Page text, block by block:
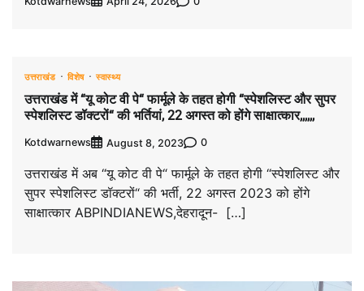
उत्तराखंड विशेष स्वास्थ्य
उत्तराखंड में “यू कोट वी पे“ फार्मूले के तहत होगी “स्पेशलिस्ट और सुपर
स्पेशलिस्ट डॉक्टरों“ की भर्तियां, 22 अगस्त को होंगे साक्षात्कार,,,,,,
Kotdwarnews August 8, 2023 0
उत्तराखंड में अब “यू कोट वी पे“ फार्मूले के तहत होगी “स्पेशलिस्ट और
सुपर स्पेशलिस्ट डॉक्टरों“ की भर्ती, 22 अगस्त 2023 को होंगे
साक्षात्कार ABPINDIANEWS,देहरादून- […]